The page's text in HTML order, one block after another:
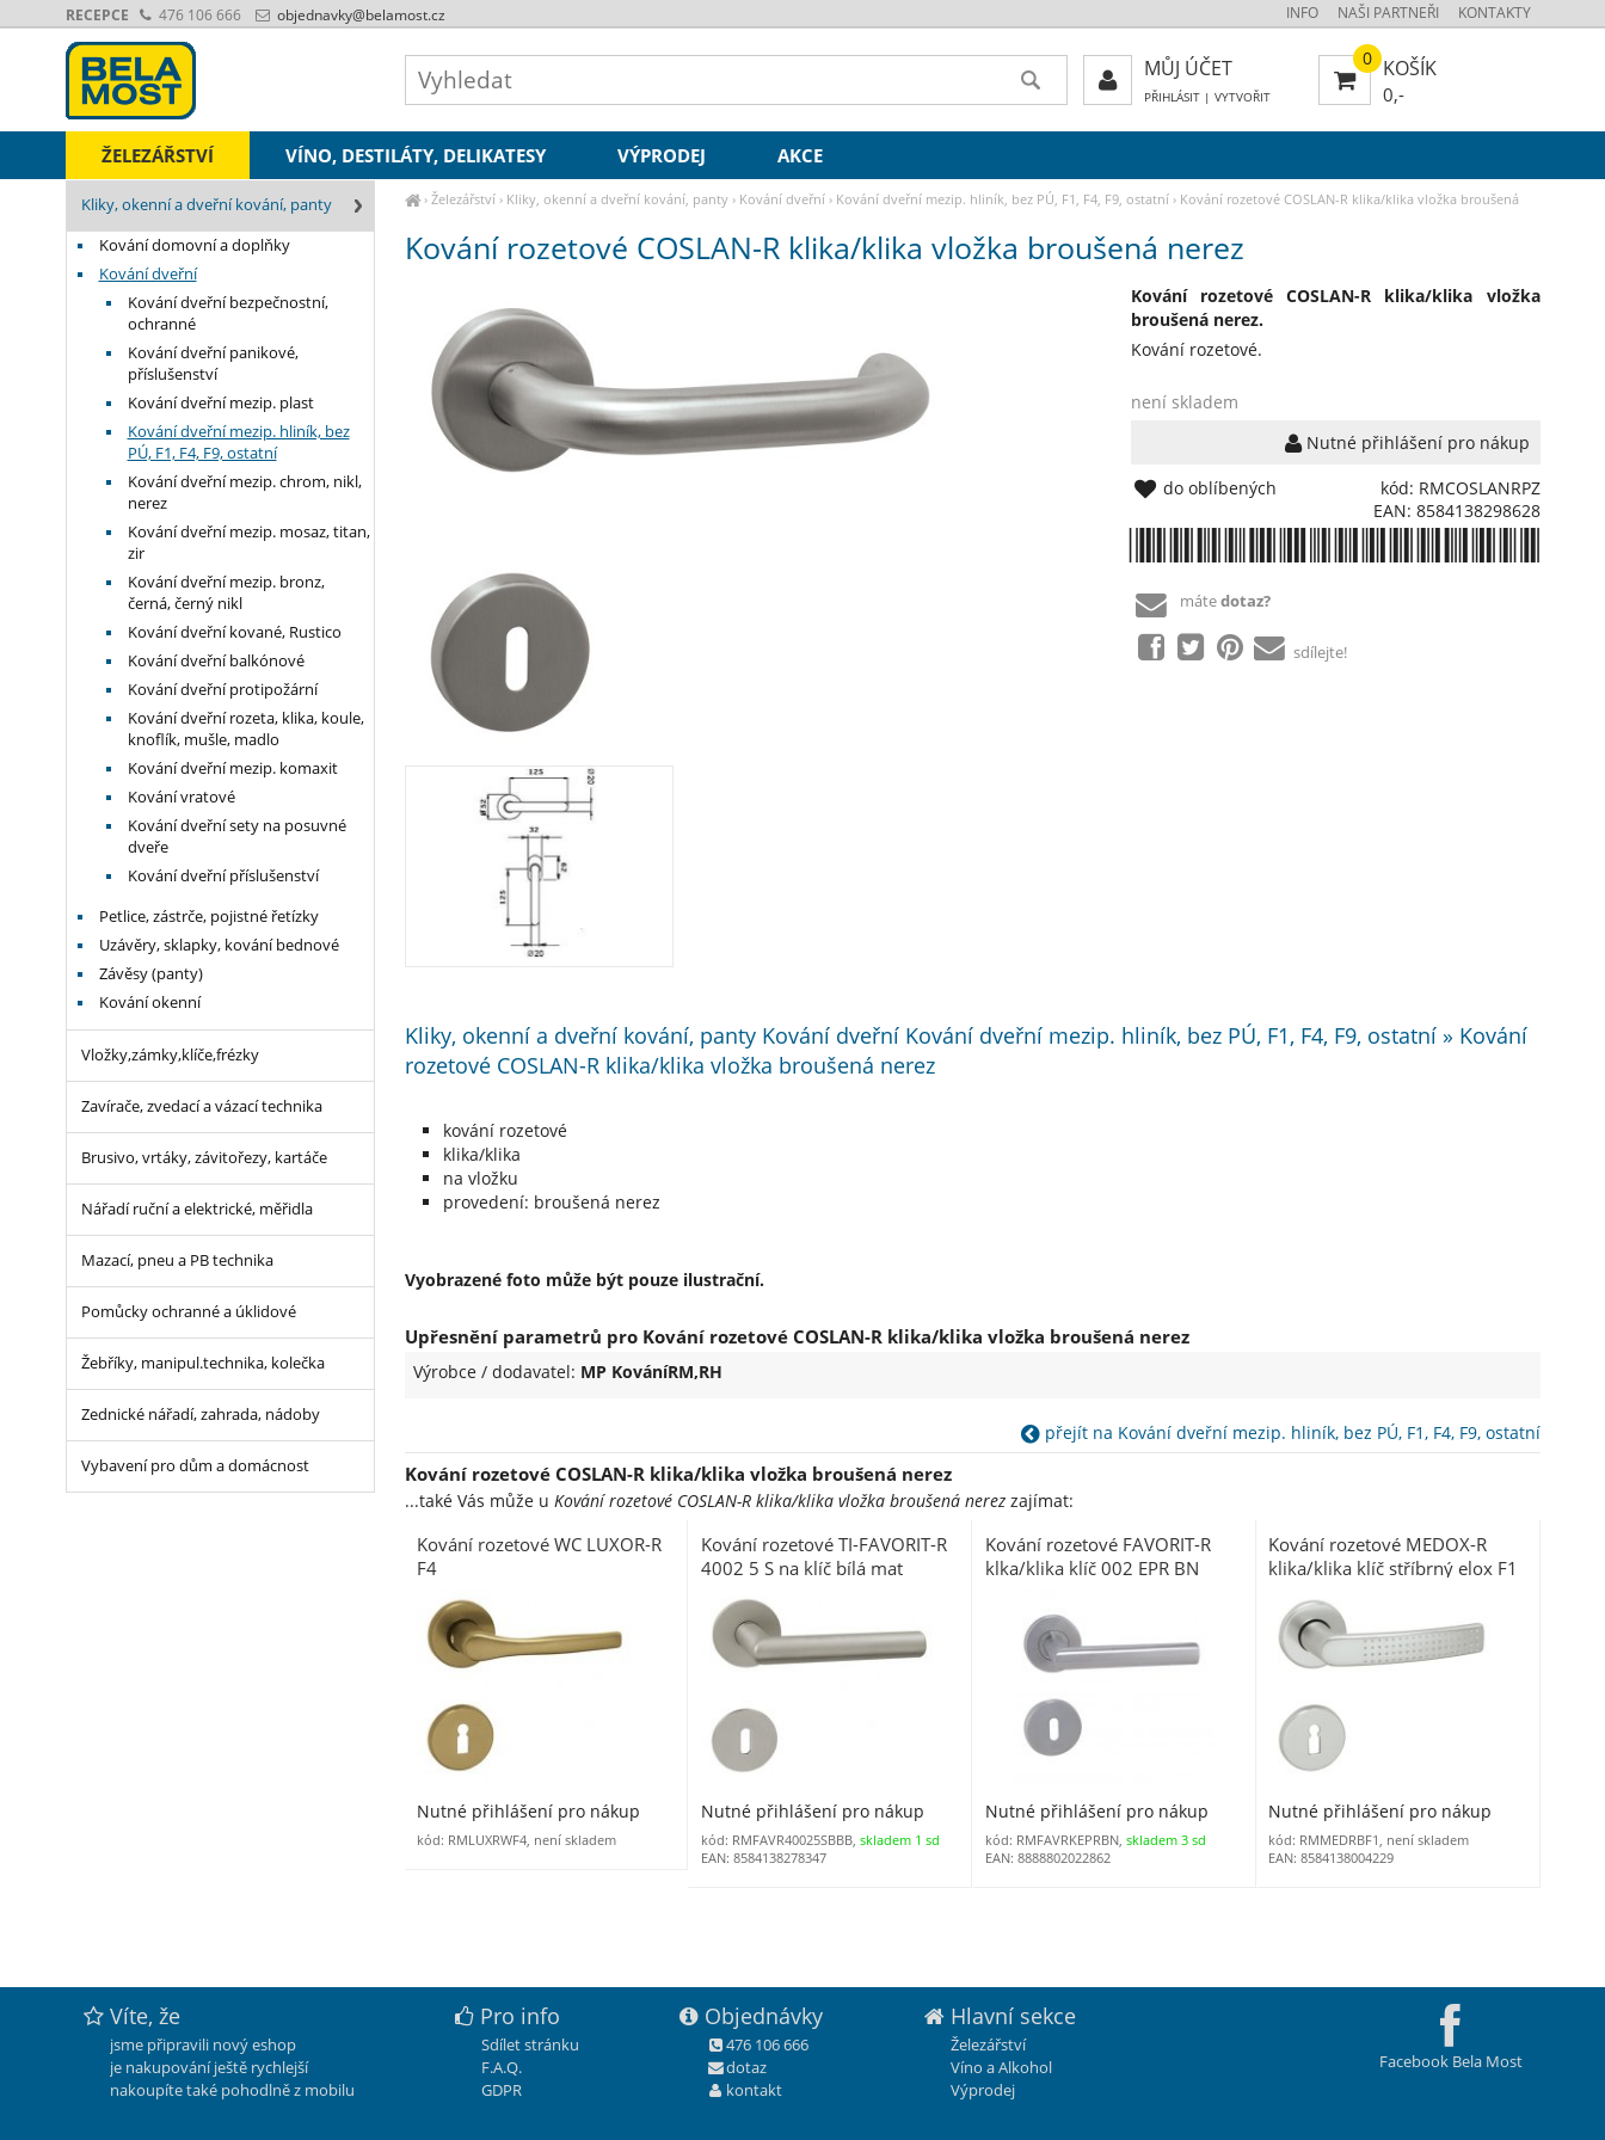
› Železářství› Kliky, okenní a dveřní kování, panty› Kování dveřní› Kování dveřní mezip. hliník, bez PÚ, F1, F4, F9, ostatní› Kování rozetové COSLAN-R klika/klika vložka broušená
Kování rozetové COSLAN-R klika/klika vložka broušená nerez
Kování rozetové COSLAN-R klika/klika vložka
broušená nerez.
Kování rozetové.
není skladem
Nutné přihlášení pro nákup
kód: RMCOSLANRPZ
EAN: 8584138298628
do oblíbených
mátedotaz?
sdílejte!
Kliky, okenní a dveřní kování, panty Kování dveřní Kování dveřní mezip. hliník, bez PÚ, F1, F4, F9, ostatní » Kování
rozetové COSLAN-R klika/klika vložka broušená nerez
kování rozetové
klika/klika
na vložku
provedení: broušená nerez
Vyobrazené foto může být pouze ilustrační.
Upřesnění parametrů pro Kování rozetové COSLAN-R klika/klika vložka broušená nerez
Výrobce / dodavatel: MP KováníRM,RH
přejít na Kování dveřní mezip. hliník, bez PÚ, F1, F4, F9, ostatní
Kování rozetové COSLAN-R klika/klika vložka broušená nerez
...také Vás může u Kování rozetové COSLAN-R klika/klika vložka broušená nerezzajímat:
Kování rozetové WC LUXOR-R
F4
Nutné přihlášení pro nákup
kód: RMLUXRWF4, není skladem
Kování rozetové TI-FAVORIT-R
4002 5 S na klíč bílá mat
Nutné přihlášení pro nákup
kód: RMFAVR40025SBBB, skladem 1 sd
EAN: 8584138278347
Kování rozetové FAVORIT-R
klka/klika klíč 002 EPR BN
Nutné přihlášení pro nákup
kód: RMFAVRKEPRBN, skladem 3 sd
EAN: 8888802022862
Kování rozetové MEDOX-R
klika/klika klíč stříbrný elox F1
Nutné přihlášení pro nákup
kód: RMMEDRBF1, není skladem
EAN: 8584138004229
Kliky, okenní a dveřní kování, panty
Kování domovní a doplňky
Kování dveřní
Kování dveřní bezpečnostní,
ochranné
Kování dveřní panikové,
příslušenství
Kování dveřní mezip. plast
Kování dveřní mezip. hliník, bez
PÚ, F1, F4, F9, ostatní
Kování dveřní mezip. chrom, nikl,
nerez
Kování dveřní mezip. mosaz, titan,
zir
Kování dveřní mezip. bronz,
černá, černý nikl
Kování dveřní kované, Rustico
Kování dveřní balkónové
Kování dveřní protipožární
Kování dveřní rozeta, klika, koule,
knoflík, mušle, madlo
Kování dveřní mezip. komaxit
Kování vratové
Kování dveřní sety na posuvné
dveře
Kování dveřní příslušenství
Petlice, zástrče, pojistné řetízky
Uzávěry, sklapky, kování bednové
Závěsy (panty)
Kování okenní
Vložky,zámky,klíče,frézky
Zavírače, zvedací a vázací technika
Brusivo, vrtáky, závitořezy, kartáče
Nářadí ruční a elektrické, měřidla
Mazací, pneu a PB technika
Pomůcky ochranné a úklidové
Žebříky, manipul.technika, kolečka
Zednické nářadí, zahrada, nádoby
Vybavení pro dům a domácnost
ŽELEZÁŘSTVÍ VÍNO, DESTILÁTY, DELIKATESY VÝPRODEJ AKCE
INFO NAŠI PARTNEŘI KONTAKTY
RECEPCE 476 106 666 objednavky@belamost.cz
0 KOŠÍK
0,-
MŮJ ÚČET
PŘIHLÁSIT| VYTVOŘIT
Facebook Bela Most
Víte, že
jsme připravili nový eshop
je nakupování ještě rychlejší
nakoupíte také pohodlně z mobilu
Pro info
Sdílet stránku
F.A.Q.
GDPR
Objednávky
476 106 666
dotaz
kontakt
Hlavní sekce
Železářství
Víno a Alkohol
Výprodej